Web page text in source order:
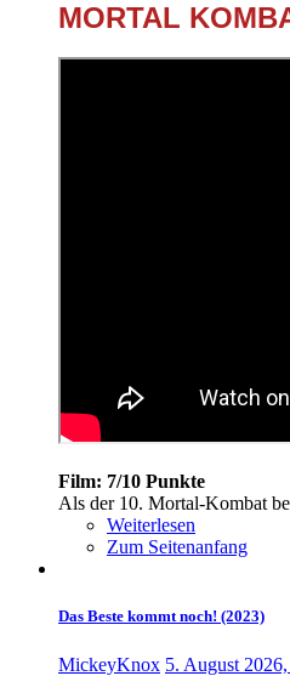
MORTAL
Film: 7/10 Punkte
Als der 10. Mortal-Kombat
Weiterlesen
Zum Seitenanfang
Das Beste kommt noch! (2023)
MickeyKnox 5. August